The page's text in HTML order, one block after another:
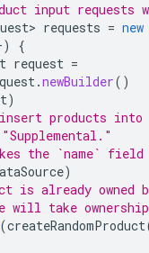
input requests
requests = new
)
{
request =
.newBuilder()
)
products into
the `name` field
)
already owned
will take
(createRandomProduct